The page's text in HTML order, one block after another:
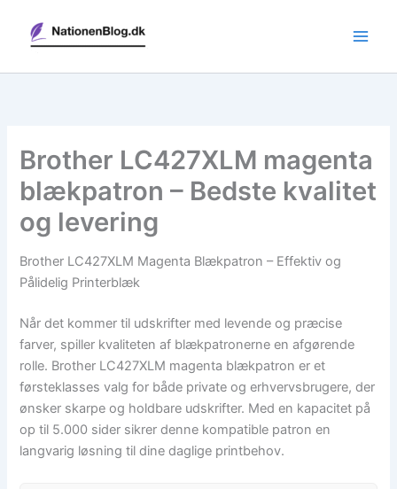
indholdet
Brother LC427XLM magenta
blækpatron – Bedste kvalitet
og levering
Brother LC427XLM Magenta Blækpatron – Effektiv og
Pålidelig Printerblæk
Når det kommer til udskrifter med levende og præcise
farver, spiller kvaliteten af blækpatronerne en afgørende
rolle. Brother LC427XLM magenta blækpatron er et
førsteklasses valg for både private og erhvervsbrugere, der
ønsker skarpe og holdbare udskrifter. Med en kapacitet på
op til 5.000 sider sikrer denne kompatible patron en
langvarig løsning til dine daglige printbehov.